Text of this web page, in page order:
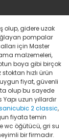
olup, gidere uzak
pompalar
için Master
malzemeleri,
boya gibi birçok
hızlı ürün
fiyat, güvenli
olup bu sayede
uzun yıllardır
2 classic,
fiyata temin
wc öğütücü, gri su
bir firmadır.